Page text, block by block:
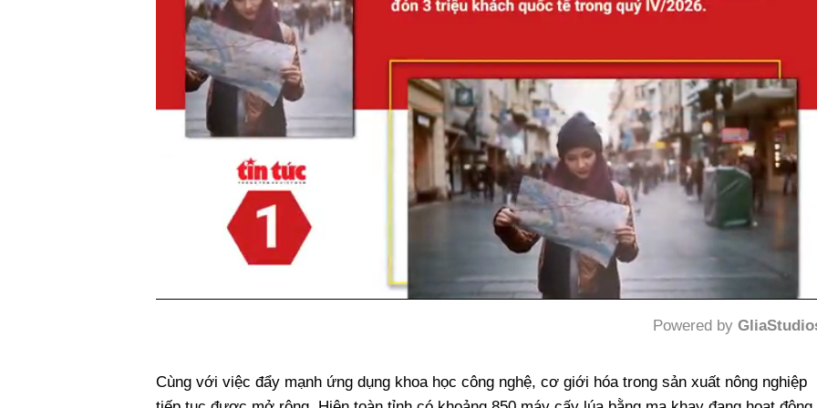
Powered by
Cùng với việc đẩy mạnh ứng dụng khoa học công nghệ, cơ giới hóa trong sản xuất nông nghiệp